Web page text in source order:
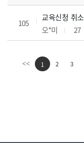
105
교육신청 취소
오*미
27
<< 1 2 3